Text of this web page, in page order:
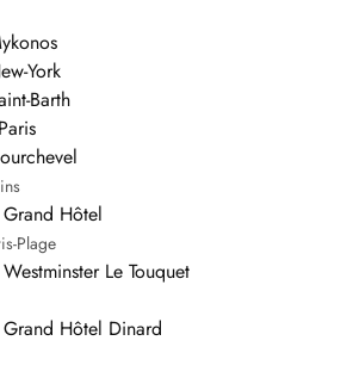
York
Barth
Hôtel
Plage
Le Touquet
Hôtel Dinard